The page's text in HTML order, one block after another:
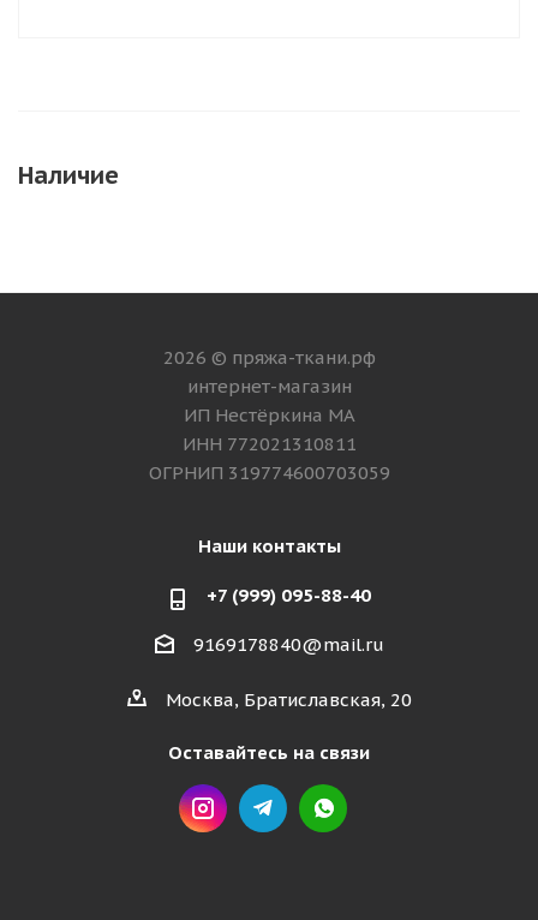
Наличие
2026 © пряжа-ткани.рф
интернет-магазин
ИП Нестёркина МА
ИНН 772021310811
ОГРНИП 319774600703059
Наши контакты
+7 (999) 095-88-40
9169178840@mail.ru
Москва, Братиславская, 20
Оставайтесь на связи